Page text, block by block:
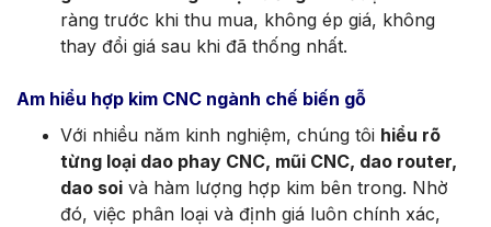
ràng trước khi thu mua, không ép giá, không
thay đổi giá sau khi đã thống nhất.
Am hiểu hợp kim CNC ngành chế biến gỗ
Với nhiều năm kinh nghiệm, chúng tôi hiểu rõ
từng loại dao phay CNC, mũi CNC, dao router,
dao soi và hàm lượng hợp kim bên trong. Nhờ
đó, việc phân loại và định giá luôn chính xác,